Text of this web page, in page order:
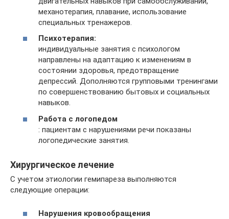
механотерапия, плавание, использование
специальных тренажеров.
Психотерапия:
индивидуальные занятия с психологом
направлены на адаптацию к изменениям в
состоянии здоровья, предотвращение
депрессий. Дополняются групповыми тренингами
по совершенствованию бытовых и социальных
навыков.
Работа с логопедом
: пациентам с нарушениями речи показаны
логопедические занятия.
Хирургическое лечение
С учетом этиологии гемипареза выполняются
следующие операции:
Нарушения кровообращения